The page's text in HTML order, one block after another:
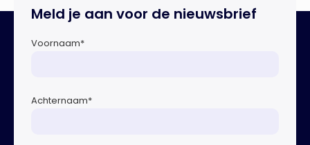
Overtoom […]
Meld je aan voor de nieuwsbrief
Voornaam*
Achternaam*